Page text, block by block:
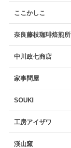
ここかしこ
奈良藤枝珈琲焙煎所
中川政七商店
家事問屋
SOUKI
工房アイザワ
渓山窯